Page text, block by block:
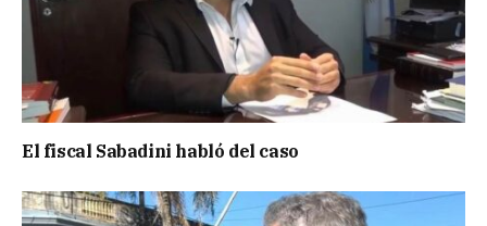
El fiscal Sabadini habló del caso